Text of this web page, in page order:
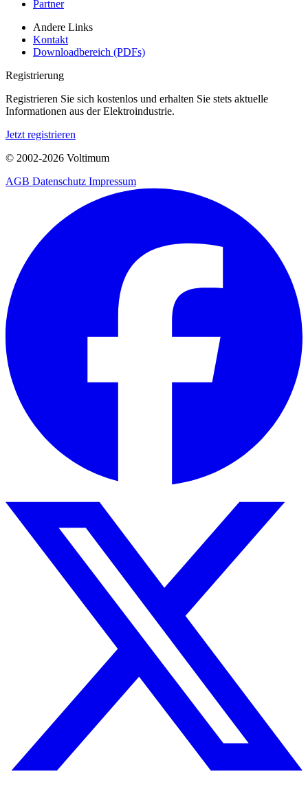
Partner
Andere Links
Kontakt
Downloadbereich (PDFs)
Registrierung
Registrieren Sie sich kostenlos und erhalten Sie stets aktuelle
Informationen aus der Elektroindustrie.
Jetzt registrieren
© 2002-2026 Voltimum
AGB Datenschutz Impressum